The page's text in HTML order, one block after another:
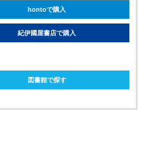
hontoで購入
紀伊國屋書店で購入
図書館で探す